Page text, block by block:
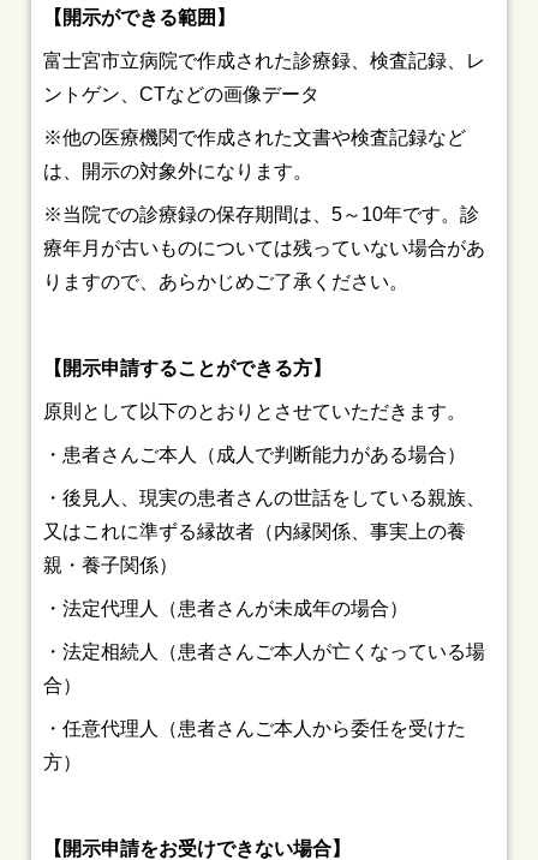
【開示ができる範囲】
富士宮市立病院で作成された診療録、検査記録、レ
ントゲン、CTなどの画像データ
※他の医療機関で作成された文書や検査記録など
は、開示の対象外になります。
※当院での診療録の保存期間は、5～10年です。診
療年月が古いものについては残っていない場合があ
りますので、あらかじめご了承ください。
【開示申請することができる方】
原則として以下のとおりとさせていただきます。
・患者さんご本人（成人で判断能力がある場合）
・後見人、現実の患者さんの世話をしている親族、
又はこれに準ずる縁故者（内縁関係、事実上の養
親・養子関係）
・法定代理人（患者さんが未成年の場合）
・法定相続人（患者さんご本人が亡くなっている場
合）
・任意代理人（患者さんご本人から委任を受けた
方）
【開示申請をお受けできない場合】